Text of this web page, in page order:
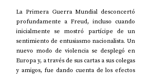
La Primera Guerra Mundial desconcertó
profundamente a Freud, incluso cuando
inicialmente se mostró partícipe de un
sentimiento de entusiasmo nacionalista. Un
nuevo modo de violencia se desplegó en
Europa y, a través de sus cartas a sus colegas
y amigos, fue dando cuenta de los efectos